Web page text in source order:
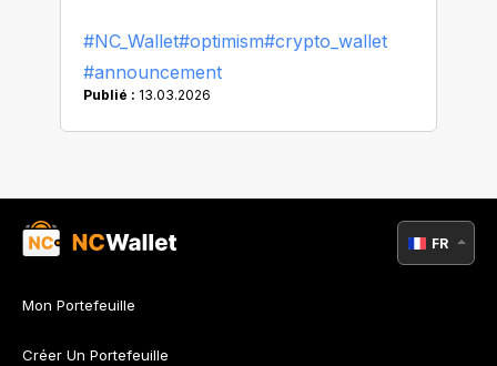
#NC_Wallet#optimism#crypto_wallet
#announcement
Publié : 13.03.2026
Mon Portefeuille
Créer Un Portefeuille
FR